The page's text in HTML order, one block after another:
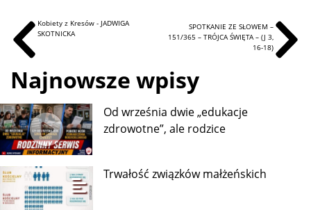
Kobiety z Kresów - JADWIGA
SKOTNICKA
SPOTKANIE ZE SŁOWEM –
151/365 – TRÓJCA ŚWIĘTA – (J 3,
16-18)
Najnowsze wpisy
Od września dwie „edukacje
zdrowotne”, ale rodzice
Trwałość związków małżeńskich